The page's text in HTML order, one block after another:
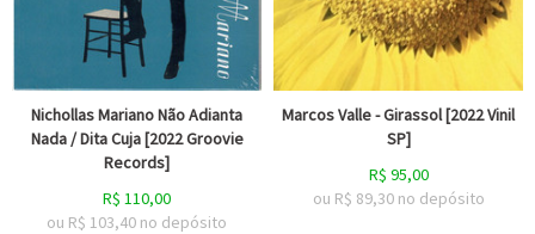
Nichollas Mariano Não Adianta
Nada / Dita Cuja [2022 Groovie
Records]
R$ 110,00
ou R$ 103,40 no depósito
Marcos Valle - Girassol [2022 Vinil
SP]
R$ 95,00
ou R$ 89,30 no depósito